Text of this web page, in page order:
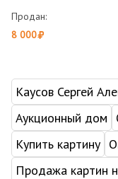
Продан:
8 000
Каусов Сергей
Аукционный дом
Купить картину
Продажа картин